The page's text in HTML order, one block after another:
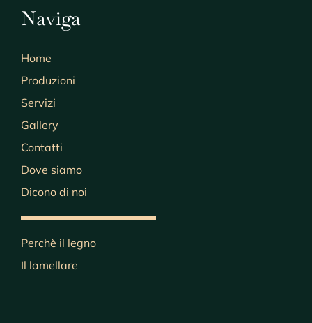
Naviga
Home
Produzioni
Servizi
Gallery
Contatti
Dove siamo
Dicono di noi
Perchè il legno
Il lamellare